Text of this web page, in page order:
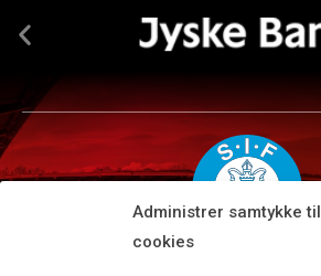
Administrer samtykke til
cookies